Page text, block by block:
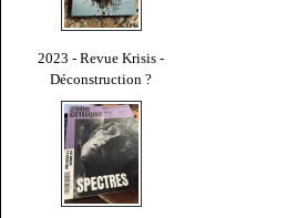
2023 - Revue Krisis -
Déconstruction ?